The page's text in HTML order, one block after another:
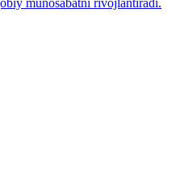
munosabatni rivojlantiradi.